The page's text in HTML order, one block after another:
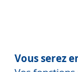
Vous serez